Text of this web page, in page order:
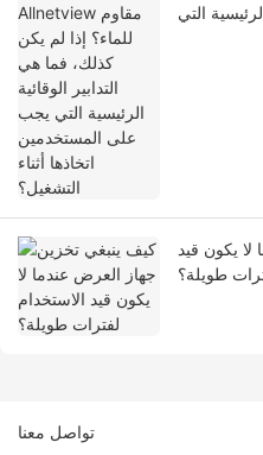
التي
يكون قيد
طويلة؟
تواصل معنا